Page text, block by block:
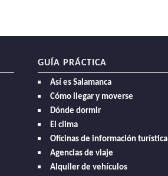
GUÍA PRÁCTICA
Así es Salamanca
Cómo llegar y moverse
Dónde dormir
El clima
Oficinas de información turística
Agencias de viaje
Alquiler de vehículos